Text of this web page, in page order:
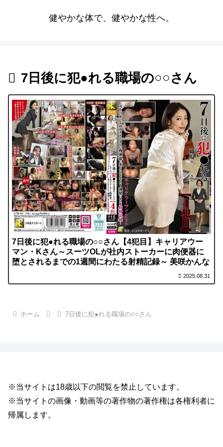
健やかな体で、健やかな性へ。
7日後に犯●れる職場の○○さん
7日後に犯●れる職場の○○さん【4犯目】キャリアウー
マン・Kさん～スーツOLが社内ストーカーに肉便器に
堕とされるまでの1週間にわたる射精記録～ 美咲かんな
2025.08.31
ホーム 7日後に犯●れる職場の○○さん
※当サイトは18歳以下の閲覧を禁止しています。
※当サイトの画像・動画等の著作物の著作権は各権利者に
帰属します。